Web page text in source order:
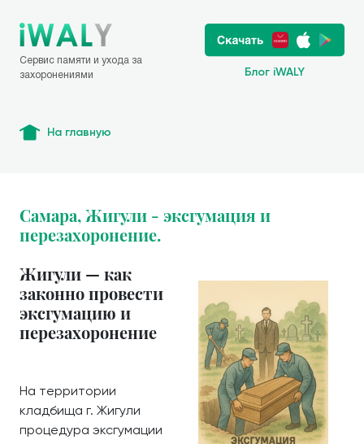
Сервис памяти и ухода за
захоронениями
Блог iWALY
На главную
Самара, Жигули - эксгумация и
перезахоронение.
Жигули — как
законно провести
эксгумацию и
перезахоронение
На территории
кладбища г. Жигули
процедура эксгумации